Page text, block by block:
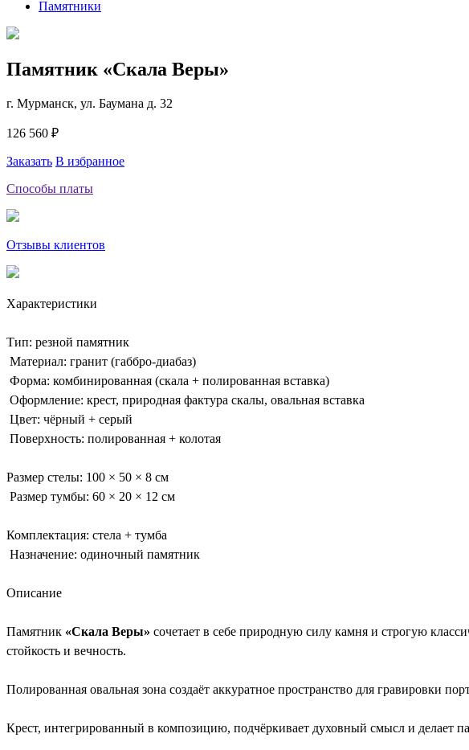
Памятники
Памятник «Скала Веры»
г. Мурманск, ул. Баумана д. 32
126 560 ₽
Заказать В избранное
Способы платы
Отзывы клиентов
Характеристики
Тип: резной памятник
Материал: гранит (габбро-диабаз)
Форма: комбинированная (скала + полированная вставка)
Оформление: крест, природная фактура скалы, овальная вставка
Цвет: чёрный + серый
Поверхность: полированная + колотая
Размер стелы: 100 × 50 × 8 см
Размер тумбы: 60 × 20 × 12 см
Комплектация: стела + тумба
Назначение: одиночный памятник
Описание
Памятник «Скала Веры» сочетает в себе природную силу камня и строгую
стойкость и вечность.
Полированная овальная зона создаёт аккуратное пространство для гравировки
Крест, интегрированный в композицию, подчёркивает духовный смысл и делает